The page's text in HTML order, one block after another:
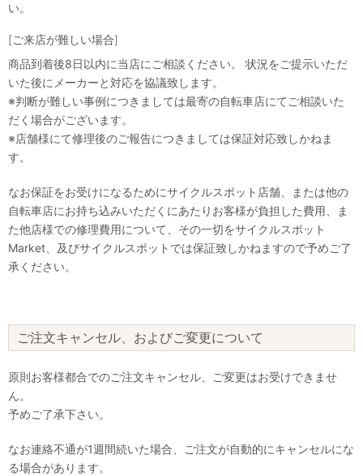
い。
[ご来店が難しい場合]
商品到着後8日以内に当店にご相談ください。 状況をご提示いただ
いた後にメーカーと対応を協議致します。
※判断が難しい事例につきましては最寄の自転車店にてご相談いた
だく場合がございます。
※店舗様にて修理後のご報告につきましては保証対応致しかねま
す。
なお保証をお受けになるためにサイクルスポット店舗、または他の
自転車店にお持ち込みいただくにあたりお客様が負担した費用、ま
た他店様での修理費用について、その一切をサイクルスポット
Market、及びサイクルスポットでは保証致しかねますので予めご了
承ください。
ご注文キャンセル、およびご変更について
原則お客様都合でのご注文キャンセル、ご変更はお受けできませ
ん。
予めご了承下さい。
なお連絡不通が1週間続いた場合、ご注文が自動的にキャンセルにな
る場合があります。